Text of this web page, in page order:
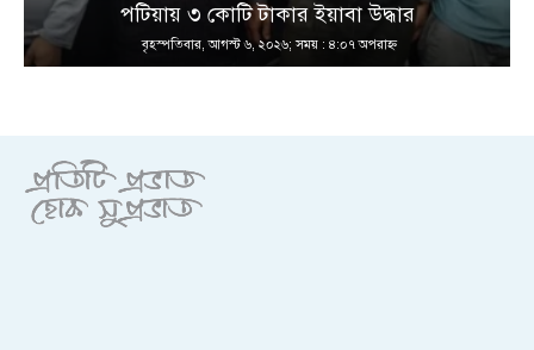
পটিয়ায় ৩ কোটি টাকার ইয়াবা উদ্ধার
বৃহস্পতিবার, আগস্ট ৬, ২০২৬; সময় : ৪:০৭ অপরাহ্ণ